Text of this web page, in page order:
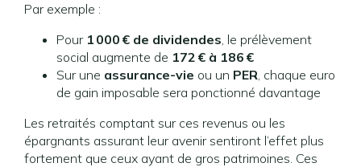
Par exemple :
Pour 1 000 € de dividendes, le prélèvement
social augmente de 172 € à 186 €
Sur une assurance-vie ou un PER, chaque euro
de gain imposable sera ponctionné davantage
Les retraités comptant sur ces revenus ou les
épargnants assurant leur avenir sentiront l’effet plus
fortement que ceux ayant de gros patrimoines. Ces